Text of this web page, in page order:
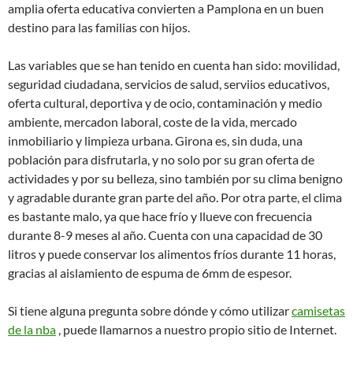
amplia oferta educativa convierten a Pamplona en un buen
destino para las familias con hijos.
Las variables que se han tenido en cuenta han sido: movilidad,
seguridad ciudadana, servicios de salud, serviios educativos,
oferta cultural, deportiva y de ocio, contaminación y medio
ambiente, mercadon laboral, coste de la vida, mercado
inmobiliario y limpieza urbana. Girona es, sin duda, una
población para disfrutarla, y no solo por su gran oferta de
actividades y por su belleza, sino también por su clima benigno
y agradable durante gran parte del año. Por otra parte, el clima
es bastante malo, ya que hace frío y llueve con frecuencia
durante 8-9 meses al año. Cuenta con una capacidad de 30
litros y puede conservar los alimentos fríos durante 11 horas,
gracias al aislamiento de espuma de 6mm de espesor.
Si tiene alguna pregunta sobre dónde y cómo utilizarcamisetas
de la nba , puede llamarnos a nuestro propio sitio de Internet.